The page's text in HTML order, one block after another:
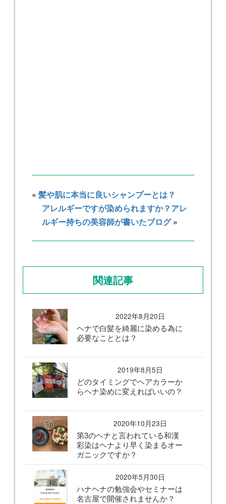
« 髪や肌に本当に良いシャンプーとは？
アレルギーですが染められますか？アレ
ルギー持ちの美容師が書いたブログ»
関連記事
2022年8月20日
ヘナで白髪を綺麗に染める為に
必要なこととは？
2019年8月5日
どのタイミングでヘアカラーか
らヘナ染めに変えればいいの？
2020年10月23日
第3のヘナと言われている和漢
彩染はヘナより早く染まるオー
ガニックですか？
2020年5月30日
ハナヘナの勉強会やセミナーは
名古屋で開催されませんか？